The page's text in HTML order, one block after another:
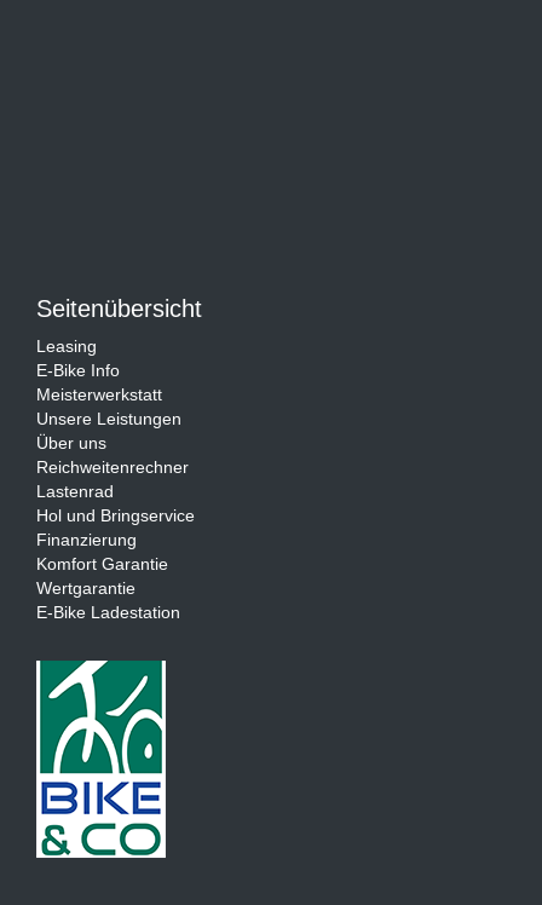
Seitenübersicht
Leasing
E-Bike Info
Meisterwerkstatt
Unsere Leistungen
Über uns
Reichweitenrechner
Lastenrad
Hol und Bringservice
Finanzierung
Komfort Garantie
Wertgarantie
E-Bike Ladestation